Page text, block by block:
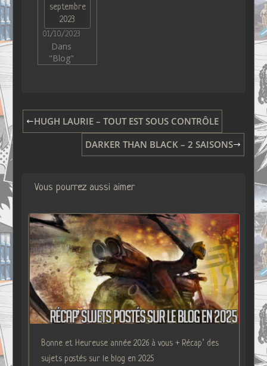
septembre
2023
01/10/2023
Dans
"Blog"
HUGH LAURIE – TOUT EST SOUS CONTRÔLE
DARKER THAN BLACK – 2 SAISONS
Vous pourrez aussi aimer
Bonne et Heureuse année 2026 à vous + Récap’ des
sujets postés sur le blog en 2025